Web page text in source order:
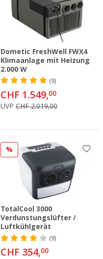
Dometic FreshWell FWX4
Klimaanlage mit Heizung
2.000 W
(9)
CHF 1.549,00
UVP CHF 2.019,00
%
TotalCool 3000
Verdunstungslüfter /
Luftkühlgerät
(9)
CHF 354,00